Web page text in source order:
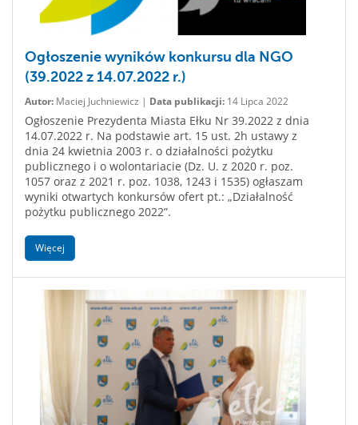
Ogłoszenie wyników konkursu dla NGO
(39.2022 z 14.07.2022 r.)
Autor: Maciej Juchniewicz | Data publikacji: 14 Lipca 2022
Ogłoszenie Prezydenta Miasta Ełku Nr 39.2022 z dnia
14.07.2022 r. Na podstawie art. 15 ust. 2h ustawy z
dnia 24 kwietnia 2003 r. o działalności pożytku
publicznego i o wolontariacie (Dz. U. z 2020 r. poz.
1057 oraz z 2021 r. poz. 1038, 1243 i 1535) ogłaszam
wyniki otwartych konkursów ofert pt.: „Działalność
pożytku publicznego 2022”.
Więcej